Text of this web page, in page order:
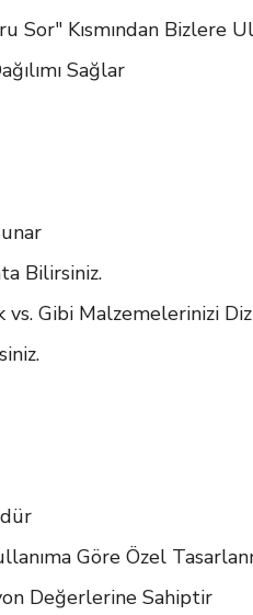
Sor" Kısmından Bizlere
Sağlar
Bilirsiniz.
vs. Gibi Malzemelerinizi
Göre Özel
Değerlerine Sahiptir